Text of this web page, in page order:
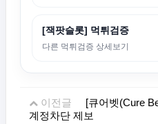
[잭팟슬롯] 먹튀검증
다른 먹튀검증 상세보기
이전글
[큐어벳(Cure
계정차단 제보